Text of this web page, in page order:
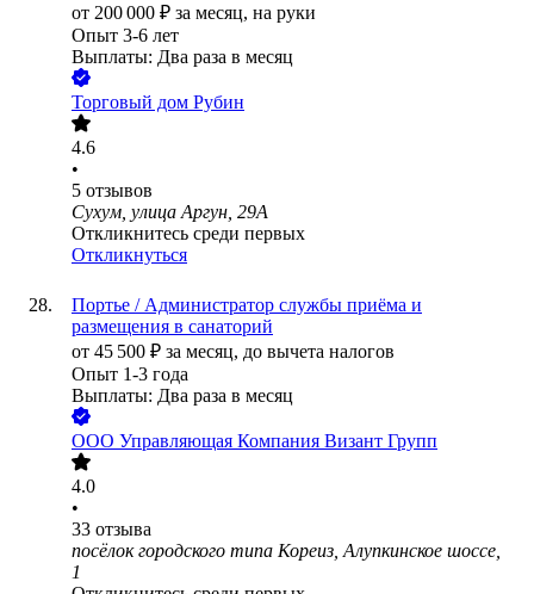
от 200 000 ₽ за месяц, на руки
Опыт 3-6 лет
Выплаты: Два раза в месяц
Торговый дом Рубин
4.6
•
5 отзывов
Сухум, улица Аргун, 29А
Откликнитесь среди первых
Откликнуться
Портье / Администратор службы приёма и
размещения в санаторий
от 45 500 ₽ за месяц, до вычета налогов
Опыт 1-3 года
Выплаты: Два раза в месяц
ООО Управляющая Компания Визант Групп
4.0
•
33 отзыва
посёлок городского типа Кореиз, Алупкинское шоссе,
1